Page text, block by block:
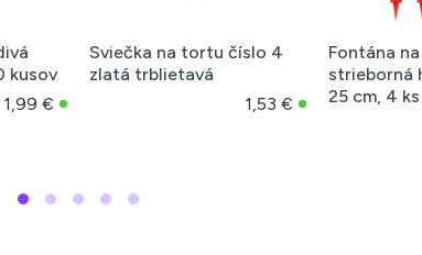
na tortu
holografická
4 ks
Dekoračná umelá ruža -
ružová 56 cm
3,90 €